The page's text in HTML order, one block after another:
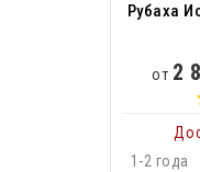
Рубаха
от 2
1-2 года